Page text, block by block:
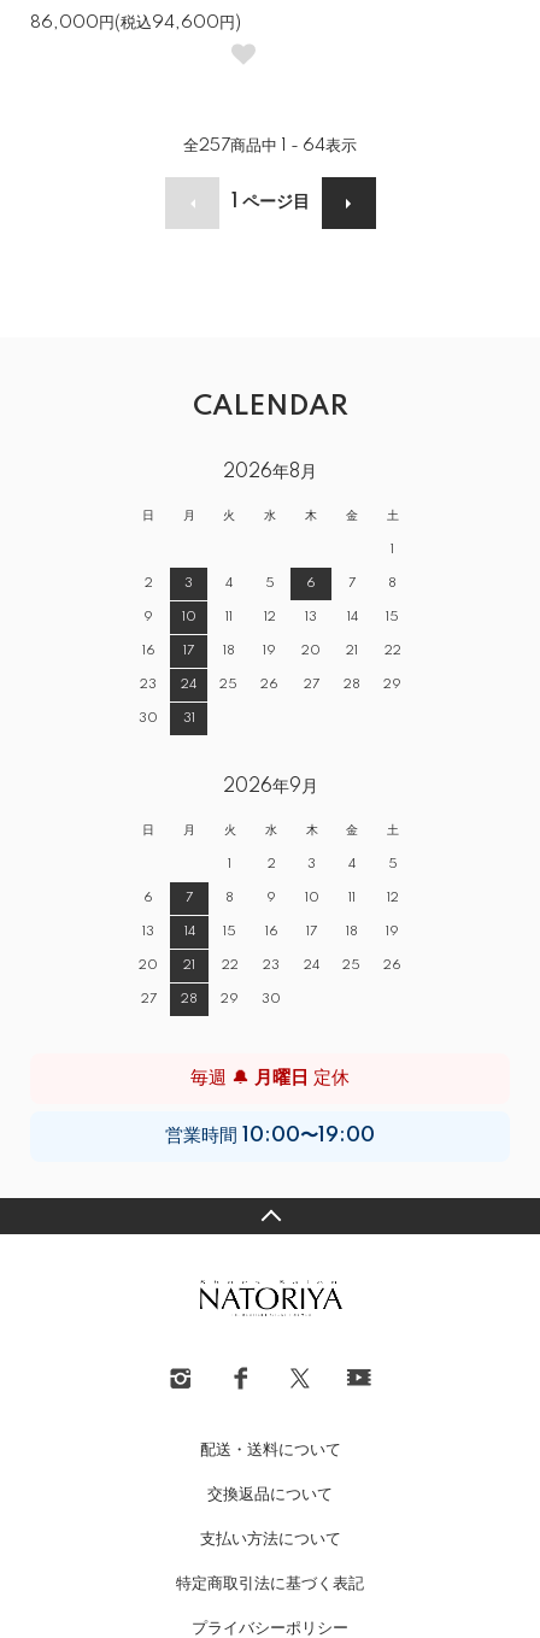
86,000円(税込94,600円)
全257商品中 1 - 64表示
ページ目
CALENDAR
2026年8月
日 月 火 水 木 金 土
1
2 3 4 5 6 7 8
9 10 11 12 13 14 15
16 17 18 19 20 21 22
23 24 25 26 27 28 29
30 31
2026年9月
日 月 火 水 木 金 土
1 2 3 4 5
6 7 8 9 10 11 12
13 14 15 16 17 18 19
20 21 22 23 24 25 26
27 28 29 30
毎週 🔔 月曜日 定休
営業時間 10:00〜19:00
配送・送料について
交換返品について
支払い方法について
特定商取引法に基づく表記
プライバシーポリシー